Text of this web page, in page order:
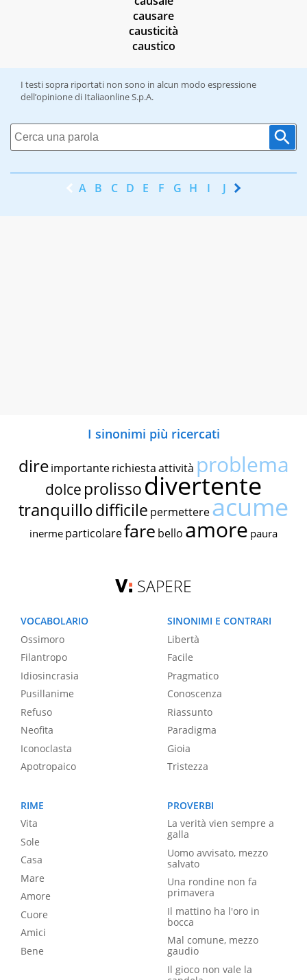
causare
causticità
caustico
I testi sopra riportati non sono in alcun modo espressione
dell’opinione di Italiaonline S.p.A.
A B C D E F G H I J K
I sinonimi più ricercati
dire importante richiestaattività problema
dolce prolissodivertente
tranquillodifficile permettereacume
inerme particolarefare bello amore paura
SAPERE
VOCABOLARIO
Ossimoro
Filantropo
Idiosincrasia
Pusillanime
Refuso
Neofita
Iconoclasta
Apotropaico
SINONIMI E CONTRARI
Libertà
Facile
Pragmatico
Conoscenza
Riassunto
Paradigma
Gioia
Tristezza
RIME
Vita
Sole
Casa
Mare
Amore
Cuore
Amici
Bene
PROVERBI
La verità vien sempre a
galla
Uomo avvisato, mezzo
salvato
Una rondine non fa
primavera
Il mattino ha l'oro in
bocca
Mal comune, mezzo
gaudio
Il gioco non vale la